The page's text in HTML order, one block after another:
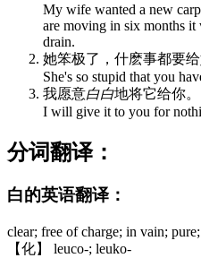
My wife wanted a new
are moving in six months
drain.
她笨极了，什麽事都要
She's so stupid that you
我愿意白白地将它给你。
I will give it to you for
分词翻译：
白的英语翻译：
clear; free of charge; in vain;
【化】 leuco-; leuko-